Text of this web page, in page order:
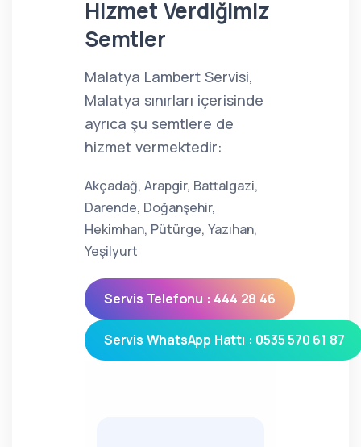
Hizmet Verdiğimiz
Semtler
Malatya Lambert Servisi,
Malatya sınırları içerisinde
ayrıca şu semtlere de
hizmet vermektedir:
Akçadağ, Arapgir, Battalgazi,
Darende, Doğanşehir,
Hekimhan, Pütürge, Yazıhan,
Yeşilyurt
Servis Telefonu : 444 28 46
Servis WhatsApp Hattı : 0535 570 61 87